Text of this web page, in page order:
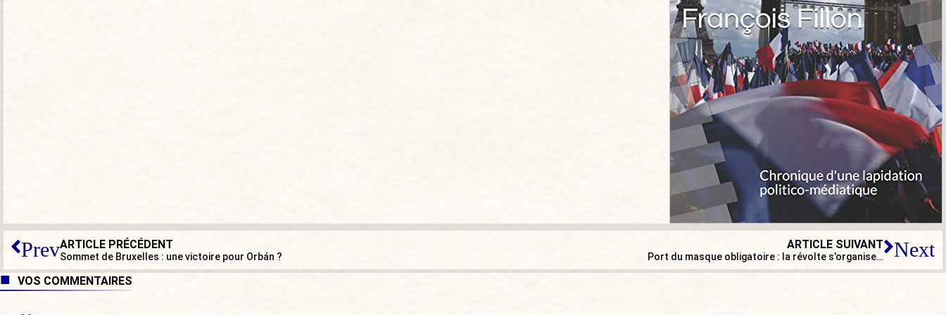
PrevARTICLE PRÉCÉDENT
Sommet de Bruxelles : une victoire pour Orbán ?
ARTICLE SUIVANT
Port du masque obligatoire : la révolte s’organise… Next
VOS COMMENTAIRES